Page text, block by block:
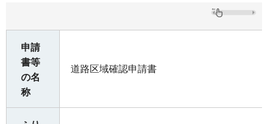
申請
書等
の名
称
道路区域確認申請書